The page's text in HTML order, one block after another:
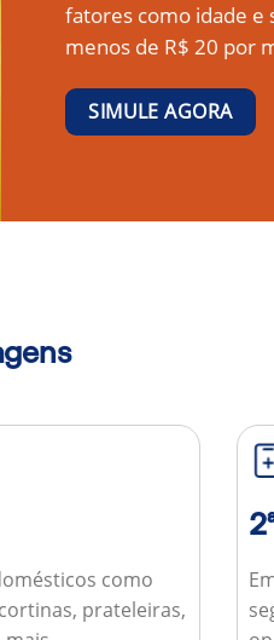
fatores como idade e
menos de R$ 20 por
SIMULE AGORA
como
prateleiras,